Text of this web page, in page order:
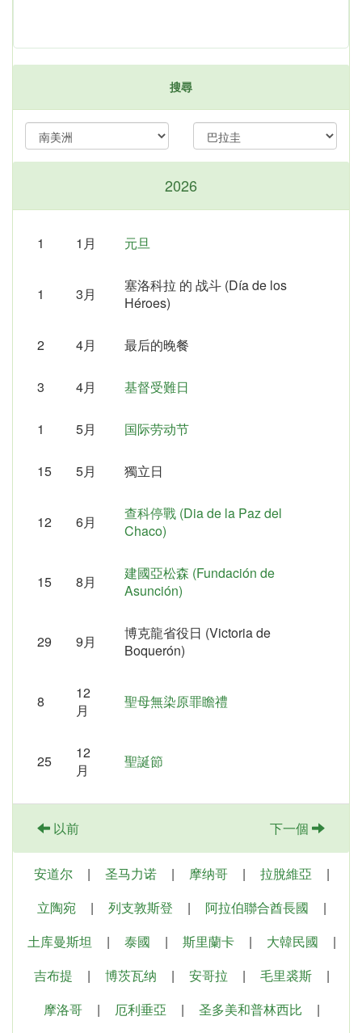
搜尋
2026
1 1月 元旦
1 3月
塞洛科拉 的 战斗 (Día de los
Héroes)
2 4月 最后的晚餐
3 4月 基督受難日
1 5月 国际劳动节
15 5月 獨立日
12 6月
查科停戰 (Dia de la Paz del
Chaco)
15 8月
建國亞松森 (Fundación de
Asunción)
29 9月
博克龍省役日 (Victoria de
Boquerón)
8
12
月
聖母無染原罪瞻禮
25
12
月
聖誕節
以前 下一個
安道尔 | 圣马力诺 | 摩纳哥 | 拉脫維亞
|
立陶宛
| 列支敦斯登 | 阿拉伯聯合酋長國
|
土库曼斯坦
| 泰國 | 斯里蘭卡 | 大韓民國
|
吉布提
| 博茨瓦纳 | 安哥拉 | 毛里裘斯
|
摩洛哥
| 厄利垂亞 | 圣多美和普林西比
|